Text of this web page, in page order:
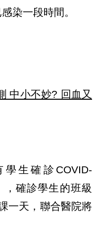
染一段時間。
中小不妙? 回血又
生確診COVID-
確診學生的班級
一天，聯合醫院將